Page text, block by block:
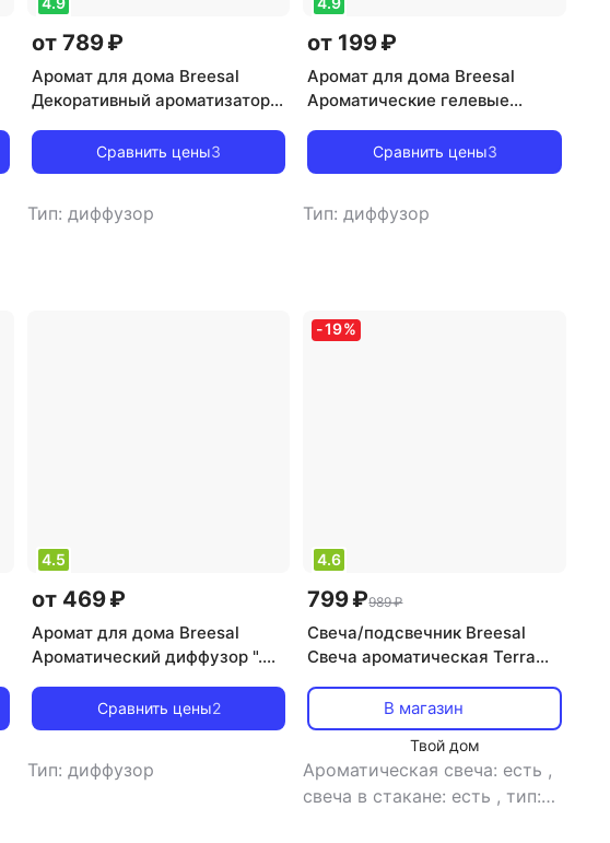
от 789 ₽
Аромат для дома Breesal
Декоративный ароматизатор
Сравнить цены3
Тип: диффузор
от 199 ₽
Аромат для дома Breesal
Ароматические гелевые
Сравнить цены3
Тип: диффузор
4.5
от 469 ₽
Аромат для дома Breesal
Ароматический диффузор ".
Изысканное наслаждение
Сравнить цены2
Тип: диффузор
-19%
4.6
799 ₽989 ₽
Свеча/подсвечник Breesal
Свеча ароматическая Terra
В магазин
Твой дом
Ароматическая свеча: есть ,
свеча в стакане: есть ,тип: